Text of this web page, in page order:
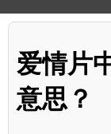
爱情片
意思？